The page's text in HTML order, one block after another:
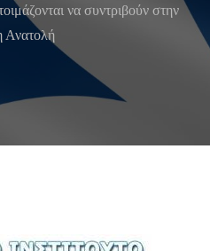
να συντριβούν στην